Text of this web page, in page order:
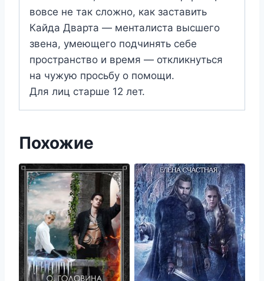
вовсе не так сложно, как заставить
Кайда Дварта — менталиста высшего
звена, умеющего подчинять себе
пространство и время — откликнуться
на чужую просьбу о помощи.
Для лиц старше 12 лет.
Похожие